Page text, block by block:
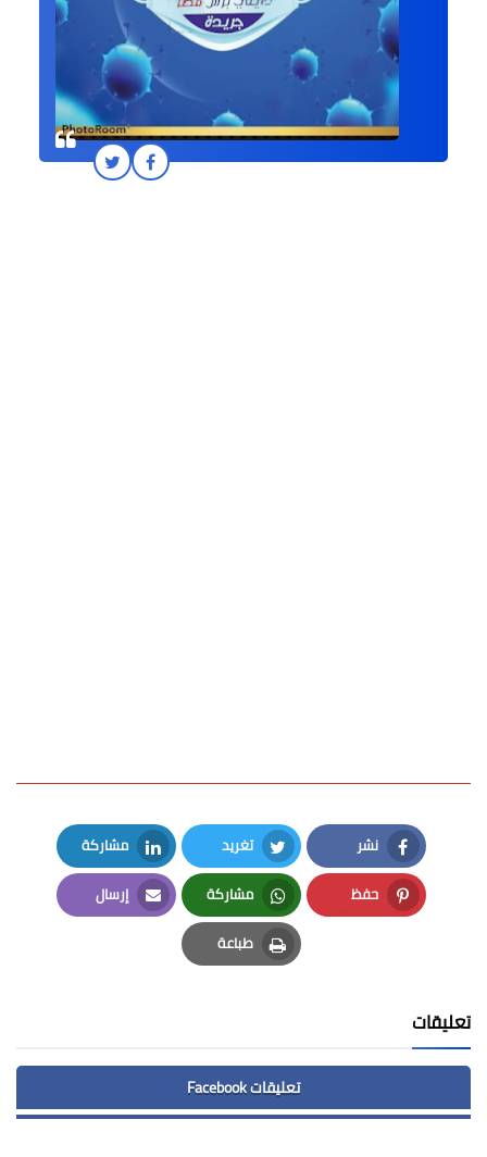
نشر
Facebook
تغريد
Twitter
مشاركة
LinkedIn
حفظ
Pinterest
مشاركة
Whatsapp
إرسال
Email
طباعة
Print
تعليقات
تعليقات Facebook